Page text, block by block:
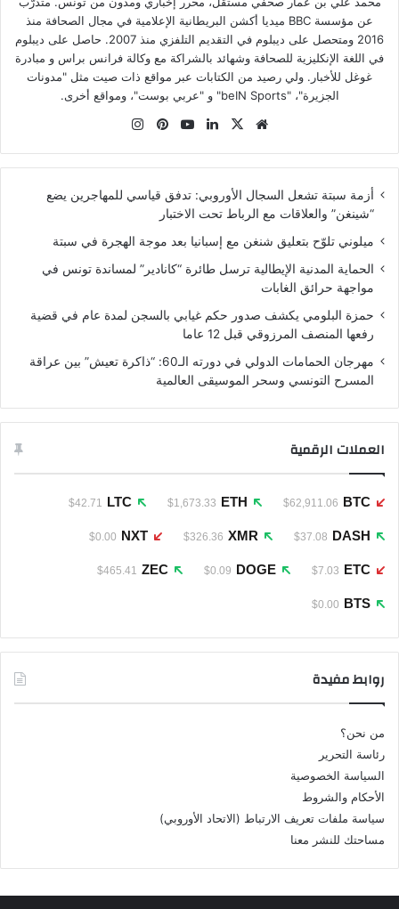
عن مؤسسة BBC ميديا أكشن البريطانية الإعلامية في مجال الصحافة منذ
2016 ومتحصل على ديبلوم في التقديم التلفزي منذ 2007. حاصل على ديبلوم
في اللغة الإنكليزية للصحافة وشهائد بالشراكة مع وكالة فرانس براس و مبادرة
غوغل للأخبار. ولي رصيد من الكتابات عبر مواقع ذات صيت مثل "مدونات
الجزيرة"، "beIN Sports" و "عربي بوست"، ومواقع أخرى.
موقع
‫X لينكدإن‫YouTubeبينتيريست
أزمة سبتة تشعل السجال الأوروبي: تدفق قياسي للمهاجرين يضع
“شينغن” والعلاقات مع الرباط تحت الاختبار
ميلوني تلوّح بتعليق شنغن مع إسبانيا بعد موجة الهجرة في سبتة
الحماية المدنية الإيطالية ترسل طائرة “كانادير” لمساندة تونس في
مواجهة حرائق الغابات
حمزة البلومي يكشف صدور حكم غيابي بالسجن لمدة عام في قضية
رفعها المنصف المرزوقي قبل 12 عاما
مهرجان الحمامات الدولي في دورته الـ60: “ذاكرة تعيش” بين عراقة
المسرح التونسي وسحر الموسيقى العالمية
العملات الرقمية
BTC
$62,911.06
ETH
$1,673.33
LTC
$42.71
DASH
$37.08
XMR
$326.36
NXT
$0.00
ETC
$7.03
DOGE
$0.09
ZEC
$465.41
BTS
$0.00
روابط مفيدة
من نحن؟
رئاسة التحرير
السياسة الخصوصية
الأحكام والشروط
سياسة ملفات تعريف الارتباط (الاتحاد الأوروبي)
مساحتك للنشر معنا